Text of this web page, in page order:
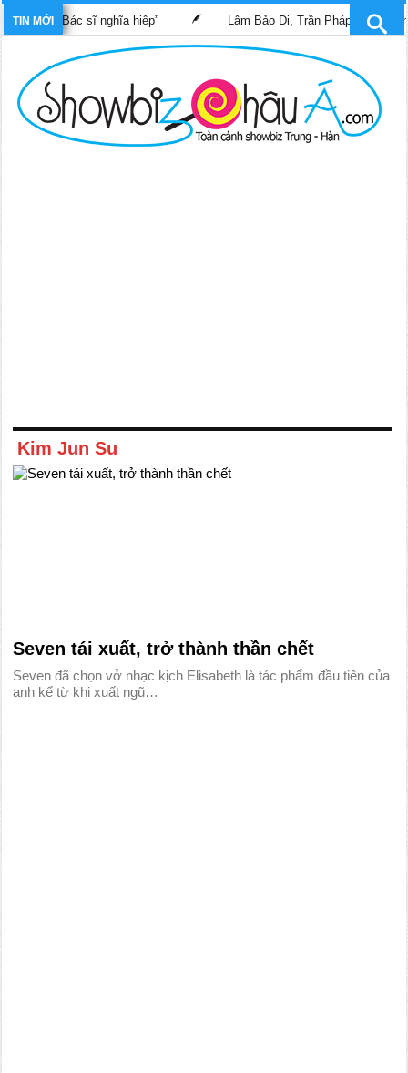
TIN MỚI
“Bác sĩ nghĩa hiệp” Lâm Bảo Di, Trần Pháp Dung tái ngộ
Kim Jun Su
Seven tái xuất, trở thành thần chết
Seven đã chọn vở nhạc kịch Elisabeth là tác phẩm đầu tiên của
anh kể từ khi xuất ngũ…